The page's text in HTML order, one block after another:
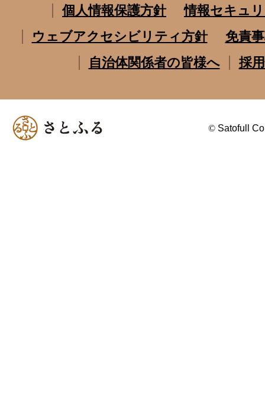
個人情報保護方針
情報セキュ
ウェブアクセシビリティ方針
免責
自治体関係者の皆様へ
採
© Satofull